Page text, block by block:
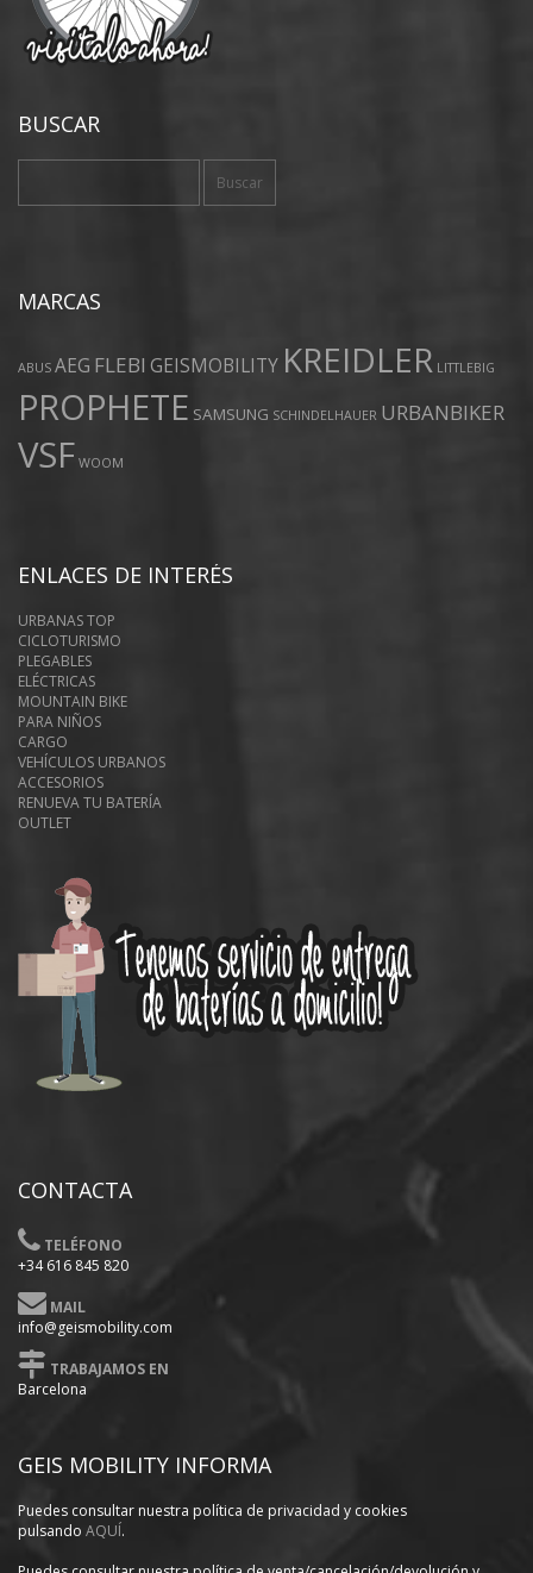
BUSCAR
MARCAS
ABUS AEG FLEBI GEISMOBILITY KREIDLER LITTLEBIG
PROPHETE SAMSUNG SCHINDELHAUER URBANBIKER
VSF WOOM
ENLACES DE INTERÉS
URBANAS TOP
CICLOTURISMO
PLEGABLES
ELÉCTRICAS
MOUNTAIN BIKE
PARA NIÑOS
CARGO
VEHÍCULOS URBANOS
ACCESORIOS
RENUEVA TU BATERÍA
OUTLET
CONTACTA
TELÉFONO
+34 616 845 820
MAIL
info@geismobility.com
TRABAJAMOS EN
Barcelona
GEIS MOBILITY INFORMA
Puedes consultar nuestra política de privacidad y cookies
pulsando AQUÍ.